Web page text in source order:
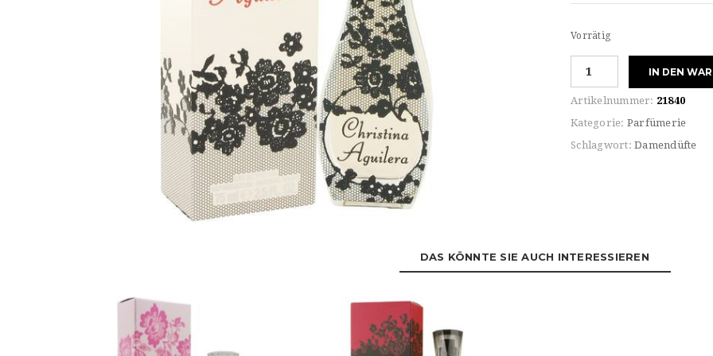
Vorrätig
For
de
IN DEN
Artikelnummer: 21840
Kategorie: Parfümerie
Schlagwort: Damendüfte
DAS KÖNNTE SIE AUCH INTERESSIEREN